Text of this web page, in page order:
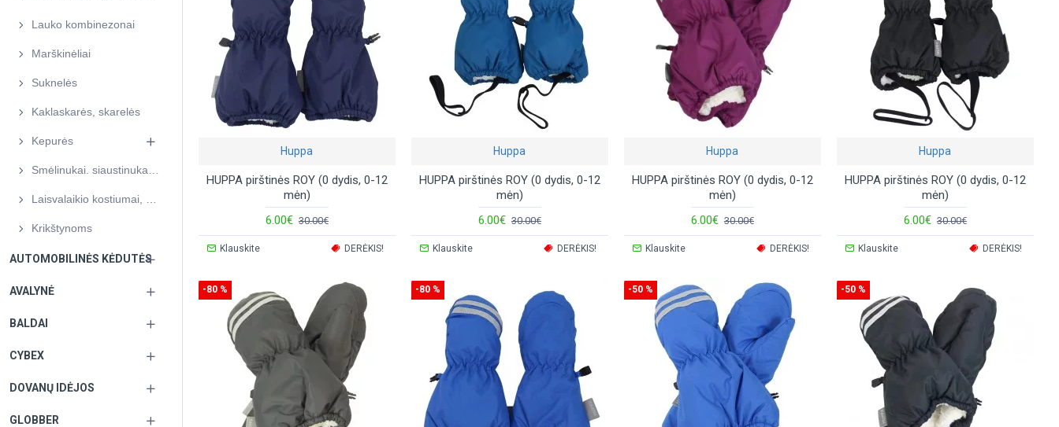
Lauko kombinezonai
Marškinėliai
Suknelės
Kaklaskarės, skarelės
Kepurės
Krikštynoms
AUTOMOBILINĖS KĖDUTĖS
AVALYNĖ
BALDAI
CYBEX
DOVANŲ IDĖJOS
GLOBBER
Huppa
HUPPA pirštinės ROY (0 dydis, 0-12
mėn)
6.00€ 30.00€
Klauskite DERĖKIS!
Huppa
HUPPA pirštinės ROY (0 dydis, 0-12
mėn)
6.00€ 30.00€
Klauskite DERĖKIS!
Huppa
HUPPA pirštinės ROY (0 dydis, 0-12
mėn)
6.00€ 30.00€
Klauskite DERĖKIS!
Huppa
HUPPA pirštinės ROY (0 dydis, 0-12
mėn)
6.00€ 30.00€
Klauskite DERĖKIS!
-80 % -80 % -50 % -50 %